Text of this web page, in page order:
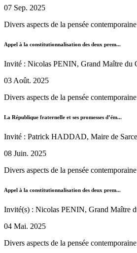
07 Sep. 2025
Divers aspects de la pensée contemporaine
Appel à la constitutionnalisation des deux prem...
Invité : Nicolas PENIN, Grand Maître du
03 Août. 2025
Divers aspects de la pensée contemporaine
La République fraternelle et ses promesses d’ém...
Invité : Patrick HADDAD, Maire de
08 Juin. 2025
Divers aspects de la pensée contemporaine
Appel à la constitutionnalisation des deux prem...
Invité(s) : Nicolas PENIN, Grand Maître
04 Mai. 2025
Divers aspects de la pensée contemporaine